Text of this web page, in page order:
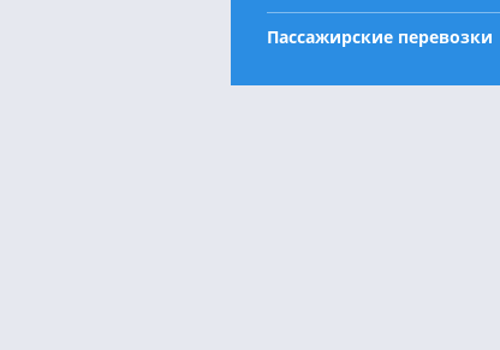
Пассажирские перевозки